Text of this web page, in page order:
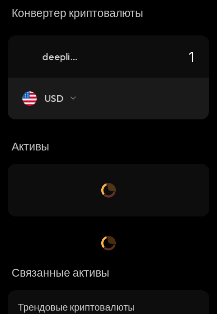
Конвертер криптовалюты
deeplink-protocol
USD
Активы
Связанные активы
Трендовые криптовалюты